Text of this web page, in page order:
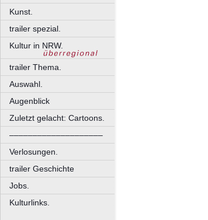
Kunst.
trailer spezial.
Kultur in NRW.
trailer Thema.
Auswahl.
Augenblick
Zuletzt gelacht: Cartoons.
––––––––––––––––––––
Verlosungen.
trailer Geschichte
Jobs.
Kulturlinks.